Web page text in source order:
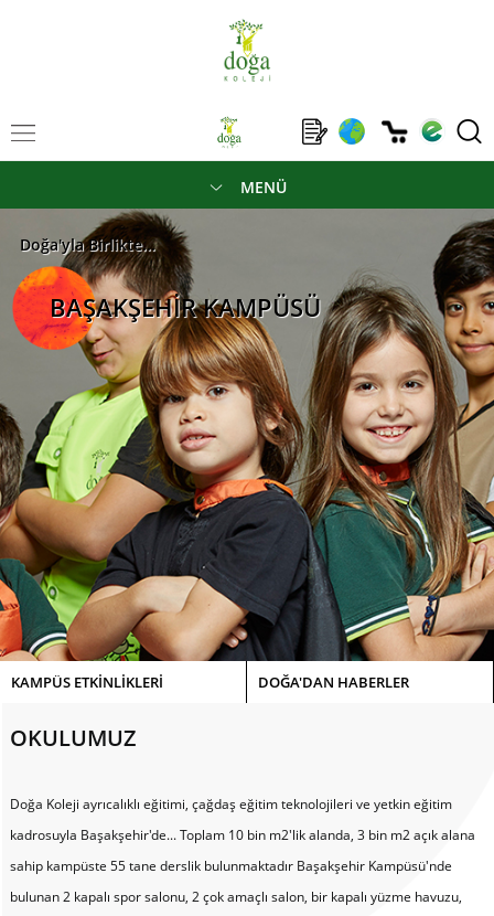
MENÜ
Doğa'yla Birlikte...
BAŞAKŞEHİR KAMPÜSÜ
KAMPÜS ETKİNLİKLERİ DOĞA'DAN HABERLER
OKULUMUZ
Doğa Koleji ayrıcalıklı eğitimi, çağdaş eğitim teknolojileri ve yetkin eğitim
kadrosuyla Başakşehir'de... Toplam 10 bin m2'lik alanda, 3 bin m2 açık alana
sahip kampüste 55 tane derslik bulunmaktadır Başakşehir Kampüsü'nde
bulunan 2 kapalı spor salonu, 2 çok amaçlı salon, bir kapalı yüzme havuzu,